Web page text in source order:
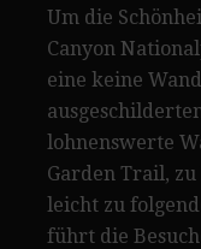
Um die
Canyon
eine keine
lohnenswerte
Garden Trail,
leicht zu
führt die